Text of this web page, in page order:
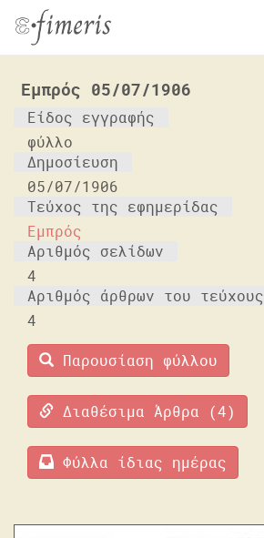
προς
κυρίως
περιεχόμενο
Εμπρός 05/07/1906
Είδος εγγραφής
φύλλο
Δημοσίευση
05/07/1906
Τεύχος της εφημερίδας
Εμπρός
Αριθμός σελίδων
4
Αριθμός άρθρων του τεύχους
4
Παρουσίαση φύλλου
Διαθέσιμα Άρθρα (4)
Φύλλα ίδιας ημέρας
εγγραφής